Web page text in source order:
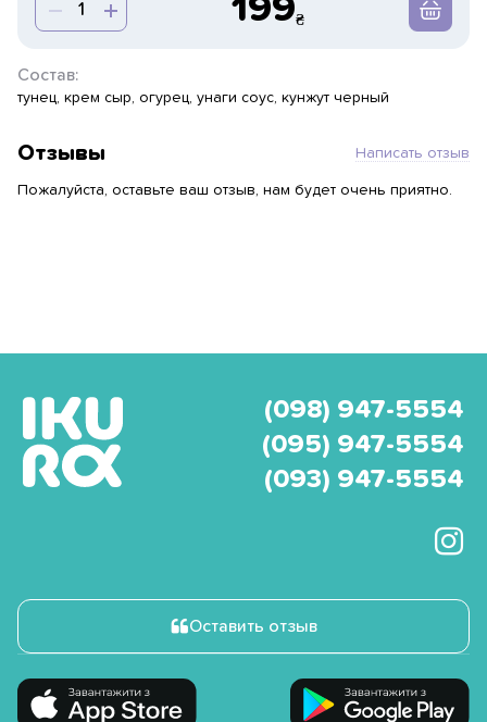
199
Состав:
тунец, крем сыр, огурец, унаги соус, кунжут черный
Отзывы Написать отзыв
Пожалуйста, оставьте ваш отзыв, нам будет очень приятно.
(098) 947-5554
(095) 947-5554
(093) 947-5554
Оставить отзыв